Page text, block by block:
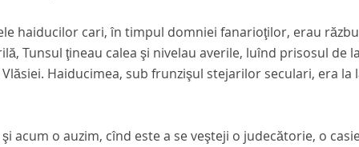
haiducilor cari, în timpul domniei fanarioţilor, erau
Tunsul ţineau calea şi nivelau averile, luînd prisosul de
Haiducimea, sub frunzişul stejarilor seculari, era la
acum o auzim, cînd este a se veşteji o judecătorie, o